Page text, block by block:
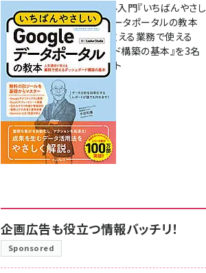
無料BIツール入門『いちばんやさし
いGoogleデータポータルの教本
人気講師が教える業務で使える
ダッシュボード構築の基本』を3名
様にプレゼント
7月31日 10:00
企画広告も役立つ情報バッチリ！
Sponsored